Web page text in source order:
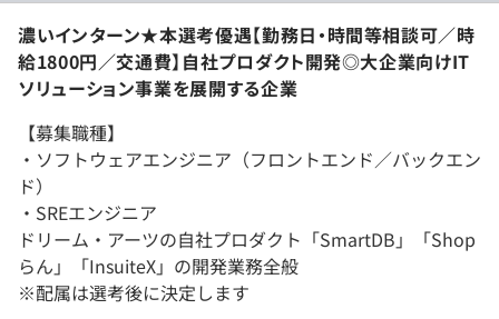
濃いインターン★本選考優遇【勤務日・時間等相談可／時
給1800円／交通費】自社プロダクト開発◎大企業向けIT
ソリューション事業を展開する企業
【募集職種】
・ソフトウェアエンジニア（フロントエンド／バックエン
ド）
・SREエンジニア
ドリーム・アーツの自社プロダクト「SmartDB」「Shop
らん」「InsuiteX」の開発業務全般
※配属は選考後に決定します